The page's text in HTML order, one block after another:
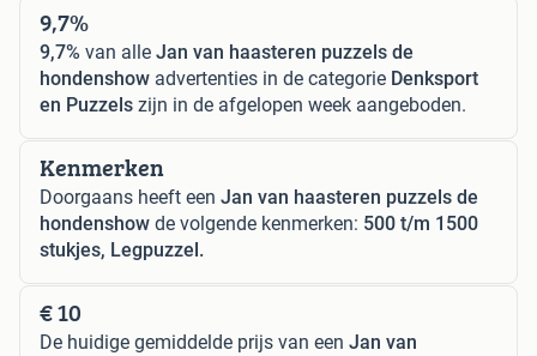
9,7%
9,7% van alle Jan van haasteren puzzels de
hondenshow advertenties in de categorie Denksport
en Puzzels zijn in de afgelopen week aangeboden.
Kenmerken
Doorgaans heeft een Jan van haasteren puzzels de
hondenshow de volgende kenmerken: 500 t/m 1500
stukjes, Legpuzzel.
€ 10
De huidige gemiddelde prijs van een Jan van